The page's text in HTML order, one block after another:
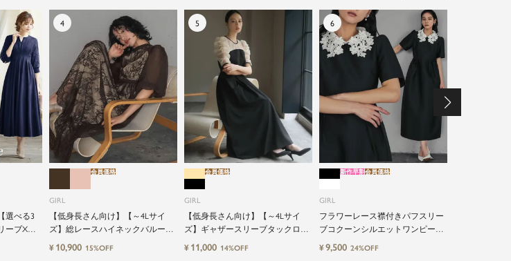
選べる3
ーブXラ
ピース
GIRL
【低身長さん向け】【～4Lサイ
ズ】総レースハイネックバルーン
スリーブロング丈結婚式ワンピー
会員価格
¥ 10,900 15%OFF
GIRL
【低身長さん向け】【～4Lサイ
ズ】ギャザースリーブタックロン
グ丈結婚式ワンピースドレス
会員価格
¥ 11,000 14%OFF
GIRL
フラワーレース襟付きパフスリー
ブコクーンシルエットワンピース
ドレス
新作早割会員価格
¥9,500 24%OFF